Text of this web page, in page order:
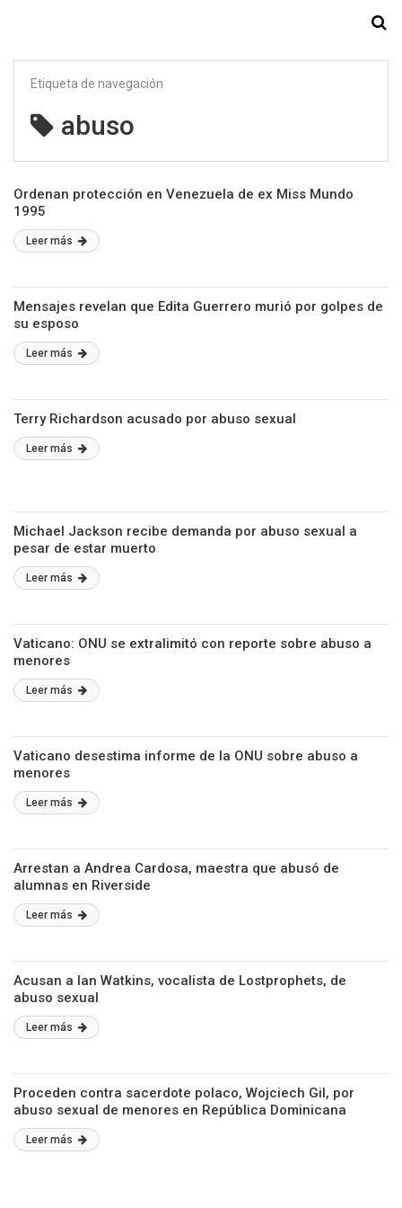
Etiqueta de navegación
abuso
Ordenan protección en Venezuela de ex Miss Mundo
1995
Leer más
Mensajes revelan que Edita Guerrero murió por golpes de
su esposo
Leer más
Terry Richardson acusado por abuso sexual
Leer más
Michael Jackson recibe demanda por abuso sexual a
pesar de estar muerto
Leer más
Vaticano: ONU se extralimitó con reporte sobre abuso a
menores
Leer más
Vaticano desestima informe de la ONU sobre abuso a
menores
Leer más
Arrestan a Andrea Cardosa, maestra que abusó de
alumnas en Riverside
Leer más
Acusan a Ian Watkins, vocalista de Lostprophets, de
abuso sexual
Leer más
Proceden contra sacerdote polaco, Wojciech Gil, por
abuso sexual de menores en República Dominicana
Leer más